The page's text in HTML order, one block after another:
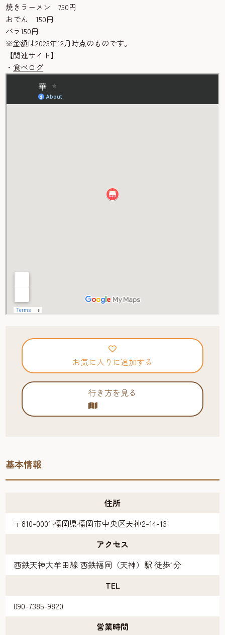
焼きラーメン 750円
おでん 150円
バラ150円
※金額は2023年12月時点のものです。
【関連サイト】
・食べログ
お気に入りに追加する
行き方を見る
基本情報
住所
〒810-0001 福岡県福岡市中央区天神2-14-13
アクセス
西鉄天神大牟田線 西鉄福岡（天神）駅 徒歩1分
TEL
090-7385-9820
営業時間